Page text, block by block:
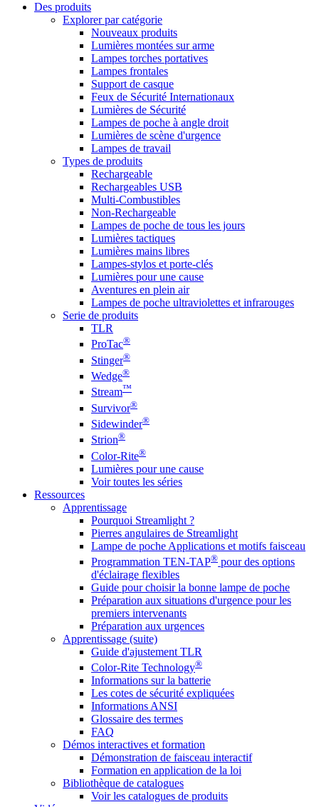
Des produits
Explorer par catégorie
Nouveaux produits
Lumières montées sur arme
Lampes torches portatives
Lampes frontales
Support de casque
Feux de Sécurité Internationaux
Lumières de Sécurité
Lampes de poche à angle droit
Lumières de scène d'urgence
Lampes de travail
Types de produits
Rechargeable
Rechargeables USB
Multi-Combustibles
Non-Rechargeable
Lampes de poche de tous les jours
Lumières tactiques
Lumières mains libres
Lampes-stylos et porte-clés
Lumières pour une cause
Aventures en plein air
Lampes de poche ultraviolettes et infrarouges
Serie de produits
TLR
ProTac®
Stinger®
Wedge®
Stream™
Survivor®
Sidewinder®
Strion®
Color-Rite®
Lumières pour une cause
Voir toutes les séries
Ressources
Apprentissage
Pourquoi Streamlight ?
Pierres angulaires de Streamlight
Lampe de poche Applications et motifs faisceau
Programmation TEN-TAP® pour des options
d'éclairage flexibles
Guide pour choisir la bonne lampe de poche
Préparation aux situations d'urgence pour les
premiers intervenants
Préparation aux urgences
Apprentissage (suite)
Guide d'ajustement TLR
Color-Rite Technology®
Informations sur la batterie
Les cotes de sécurité expliquées
Informations ANSI
Glossaire des termes
FAQ
Démos interactives et formation
Démonstration de faisceau interactif
Formation en application de la loi
Bibliothèque de catalogues
Voir les catalogues de produits